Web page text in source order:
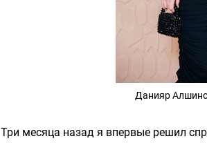
Данияр
Три месяца назад я впервые решил